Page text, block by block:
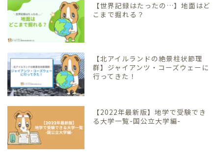
【世界記録はたったの…】地面はど
こまで掘れる？
【北アイルランドの絶景柱状節理
群】ジャイアンツ・コーズウェーに
行ってきた！
【2022年最新版】地学で受験でき
る大学一覧-国公立大学編-